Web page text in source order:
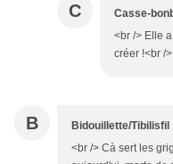
C Casse-
<br /> Elle
créer !<br /
B Bidouillette/Tibilisfil
<br /> Cà sert les